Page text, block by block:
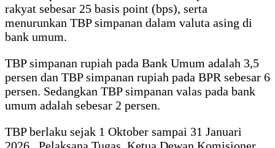
rakyat sebesar 25 basis point (bps), serta
menurunkan TBP simpanan dalam valuta asing di
bank umum.
TBP simpanan rupiah pada Bank Umum adalah 3,5
persen dan TBP simpanan rupiah pada BPR sebesar 6
persen. Sedangkan TBP simpanan valas pada bank
umum adalah sebesar 2 persen.
TBP berlaku sejak 1 Oktober sampai 31 Januari